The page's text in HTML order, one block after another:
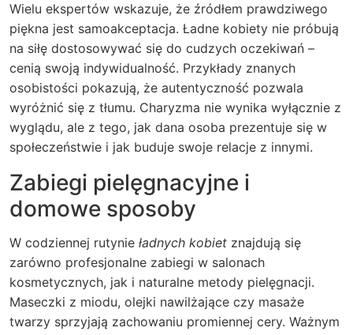
Wielu ekspertów wskazuje, że źródłem prawdziwego
piękna jest samoakceptacja. Ładne kobiety nie próbują
na siłę dostosowywać się do cudzych oczekiwań –
cenią swoją indywidualność. Przykłady znanych
osobistości pokazują, że autentyczność pozwala
wyróżnić się z tłumu. Charyzma nie wynika wyłącznie z
wyglądu, ale z tego, jak dana osoba prezentuje się w
społeczeństwie i jak buduje swoje relacje z innymi.
Zabiegi pielęgnacyjne i
domowe sposoby
W codziennej rutynie ładnych kobiet znajdują się
zarówno profesjonalne zabiegi w salonach
kosmetycznych, jak i naturalne metody pielęgnacji.
Maseczki z miodu, olejki nawilżające czy masaże
twarzy sprzyjają zachowaniu promiennej cery. Ważnym